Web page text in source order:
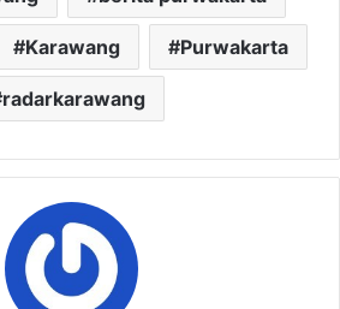
Karawang Purwakarta
radarkarawang